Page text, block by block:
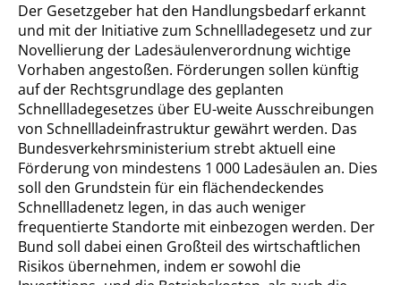
Der Gesetzgeber hat den Handlungsbedarf erkannt
und mit der Initiative zum Schnellladegesetz und zur
Novellierung der Ladesäulenverordnung wichtige
Vorhaben angestoßen. Förderungen sollen künftig
auf der Rechtsgrundlage des geplanten
Schnellladegesetzes über EU-weite Ausschreibungen
von Schnellladeinfrastruktur gewährt werden. Das
Bundesverkehrsministerium strebt aktuell eine
Förderung von mindestens 1 000 Ladesäulen an. Dies
soll den Grundstein für ein flächendeckendes
Schnellladenetz legen, in das auch weniger
frequentierte Standorte mit einbezogen werden. Der
Bund soll dabei einen Großteil des wirtschaftlichen
Risikos übernehmen, indem er sowohl die